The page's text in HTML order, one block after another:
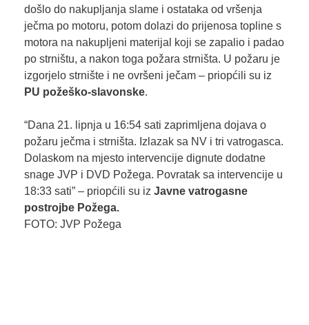
došlo do nakupljanja slame i ostataka od vršenja
ječma po motoru, potom dolazi do prijenosa topline s
motora na nakupljeni materijal koji se zapalio i padao
po strništu, a nakon toga požara strništa. U požaru je
izgorjelo strnište i ne ovršeni ječam – priopćili su iz
PU požeško-slavonske.
“Dana 21. lipnja u 16:54 sati zaprimljena dojava o
požaru ječma i strništa. Izlazak sa NV i tri vatrogasca.
Dolaskom na mjesto intervencije dignute dodatne
snage JVP i DVD Požega. Povratak sa intervencije u
18:33 sati” – priopćili su iz Javne vatrogasne
postrojbe Požega.
FOTO: JVP Požega